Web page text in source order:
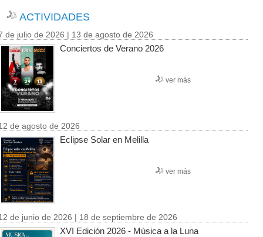
ACTIVIDADES
de julio de 2026 | 13 de agosto de 2026
Conciertos de Verano 2026
ver más
de agosto de 2026
Eclipse Solar en Melilla
ver más
de junio de 2026 | 18 de septiembre de 2026
XVI Edición 2026 - Música a la Luna